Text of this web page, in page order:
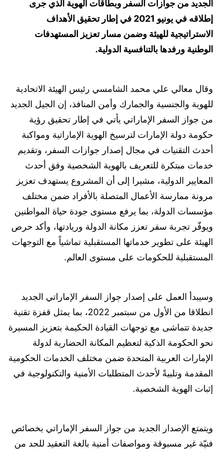
الجديد من جوازات السفر وبطاقات الهوية الذي جرى
إطلاقه في يونيو 2021 في إطار تحقيق الأهداف
الاستراتيجية للهيئة وضمن مسار تعزيز المستهدفات
الوطنية ورفدها بالتنافسية الدولية.
وقال معالي علي محمد الشامسي رئيس الهيئة الاتحادية
للهوية والجنسية والجمارك وأمن المنافذ، إن الجيل الجديد
من جواز السفر الإماراتي يأتي في إطار تحقيق رؤية
حكومة دولة الإمارات لترسيخ الهوية الإماراتية ومواكبة
أحدث التقنيات في مجال إصدار جوازات السفر، وتقديم
خدمات مبتكرة للتعريف بالهوية الشخصية وفق أحدث
المعايير الدولية، مشيرا إلى أن المشروع يستهدف تعزيز
مرونة ممارسة الأعمال المتصلة بالأفراد ضمن مختلف
مؤسسات الدولة، بما يرفع مستوى جودة حياة المواطنين
ويوفّر تجربة سفر تعزز مكانة الدولة وريادتها، وأكد حرص
الهيئة على تطوير خدماتها المستقبلية تماشياً مع التوجهات
المستقبلية للحكومات على مستوى العالم.
وسيبدأ العمل على إصدار جواز السفر الإماراتي الجديد
انطلاقا من الأول من سبتمبر 2022، بما يمثل قفزة تقنية
جديدة تتماشى مع توجهات القيادة الحكيمة بتعزيز المسيرة
نحو الحكومة الذكية لتعظيم المكانة الحضارية لدولة
الإمارات العربية المتحدة ضمن مختلف الخدمات الحكومية
المقدمة وتلبيةً لأحدث المتطلبات الأمنية والتكنولوجية في
إثبات الهوية الشخصية.
ويتمتع الإصدار الجديد من جواز السفر الإماراتي بخصائص
فنيّة غير مسبوقة ومواصفات أمنية بالغة التعقيد للحد من